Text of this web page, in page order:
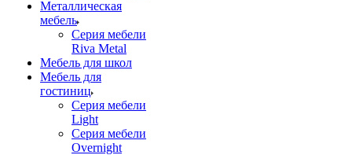
Металлическая
мебель
Серия мебели
Riva Metal
Мебель для школ
Мебель для
гостиниц
Серия мебели
Light
Серия мебели
Overnight